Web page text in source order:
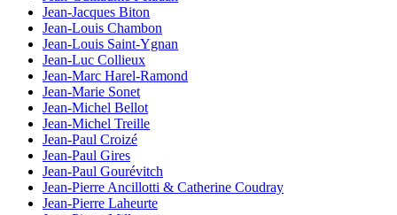
Jean-Jacques Biton
Jean-Louis Chambon
Jean-Louis Saint-Ygnan
Jean-Luc Collieux
Jean-Marc Harel-Ramond
Jean-Marie Sonet
Jean-Michel Bellot
Jean-Michel Treille
Jean-Paul Croizé
Jean-Paul Gires
Jean-Paul Gourévitch
Jean-Pierre Ancillotti & Catherine Coudray
Jean-Pierre Laheurte